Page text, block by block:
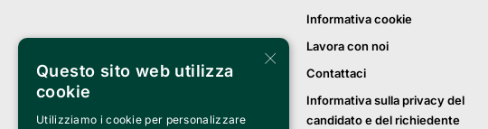
Informativa cookie
Lavora con noi
Contattaci
Informativa sulla privacy del
candidato e del richiedente
×
Questo sito web utilizza
cookie
Utilizziamo i cookie per personalizzare